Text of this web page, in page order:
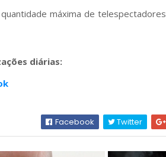
máxima de
diárias:
Facebook Twitter